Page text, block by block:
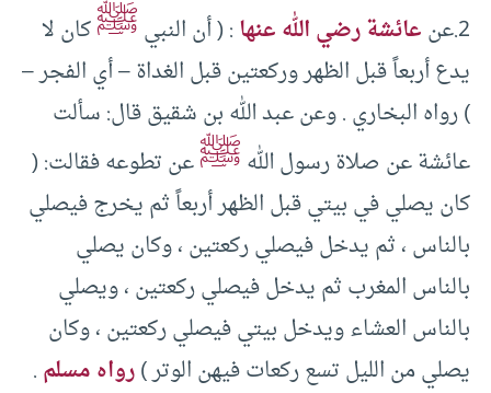
2.عن
عائشة رضي الله عنها: ( أن النبيﷺكان لا
يدع أربعاً قبل الظهر وركعتين قبل الغداة – أي الفجر –
) رواه البخاري . وعن عبد الله بن شقيق قال: سألت
عائشة عن صلاة رسول اللهﷺعن تطوعه فقالت: (
كان يصلي في بيتي قبل الظهر أربعاً ثم يخرج فيصلي
بالناس ، ثم يدخل فيصلي ركعتين ، وكان يصلي
بالناس المغرب ثم يدخل فيصلي ركعتين ، ويصلي
بالناس العشاء ويدخل بيتي فيصلي ركعتين ، وكان
يصلي من الليل تسع ركعات فيهن الوتر )رواه مسلم.